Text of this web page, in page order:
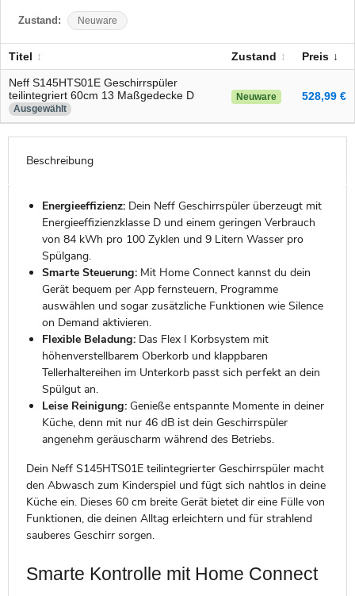
Zustand: Neuware
Titel Zustand Preis
Neff S145HTS01E Geschirrspüler
teilintegriert 60cm 13 Maßgedecke D
Ausgewählt
Neuware 528,99 €
Beschreibung
Energieeffizienz:Dein Neff Geschirrspüler überzeugt mit
Energieeffizienzklasse D und einem geringen Verbrauch
von 84 kWh pro 100 Zyklen und 9 Litern Wasser pro
Spülgang.
Smarte Steuerung:Mit Home Connect kannst du dein
Gerät bequem per App fernsteuern, Programme
auswählen und sogar zusätzliche Funktionen wie Silence
on Demand aktivieren.
Flexible Beladung:Das Flex I Korbsystem mit
höhenverstellbarem Oberkorb und klappbaren
Tellerhaltereihen im Unterkorb passt sich perfekt an dein
Spülgut an.
Leise Reinigung:Genieße entspannte Momente in deiner
Küche, denn mit nur 46 dB ist dein Geschirrspüler
angenehm geräuscharm während des Betriebs.
Dein Neff S145HTS01E teilintegrierter Geschirrspüler macht
den Abwasch zum Kinderspiel und fügt sich nahtlos in deine
Küche ein. Dieses 60 cm breite Gerät bietet dir eine Fülle von
Funktionen, die deinen Alltag erleichtern und für strahlend
sauberes Geschirr sorgen.
Smarte Kontrolle mit Home Connect